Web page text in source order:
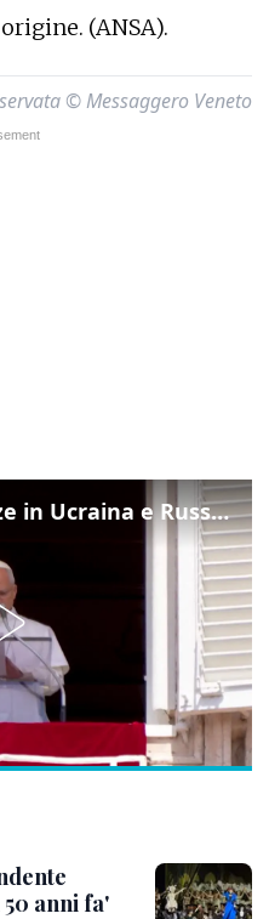
(ANSA).
© Messaggero Veneto
Il Papa: "Basta violenze in Ucraina e Russia, spazio a diplomazia"
anni fa'